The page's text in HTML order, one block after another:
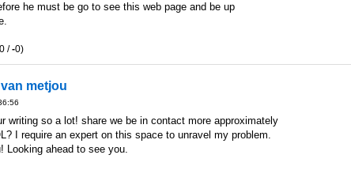
he must be go to see this web page and be up
/-0)
metjou
writing so a lot! share we be in contact more approximately
I require an expert on this space to unravel my problem.
Looking ahead to see you.